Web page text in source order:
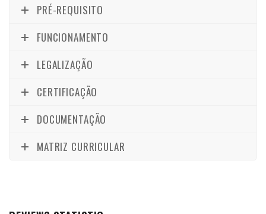
PRÉ-REQUISITO
FUNCIONAMENTO
LEGALIZAÇÃO
CERTIFICAÇÃO
DOCUMENTAÇÃO
MATRIZ CURRICULAR